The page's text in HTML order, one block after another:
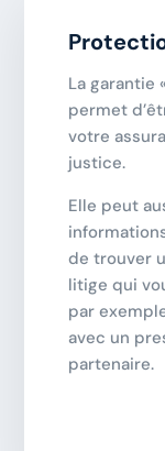
La garantie
permet
votre
justice.
Elle peut
de trouver
litige qui
par
avec un
partenaire.